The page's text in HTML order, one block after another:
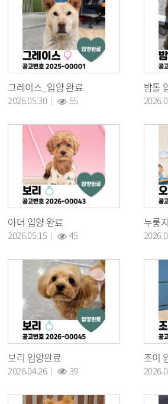
그레이스_입양 완료
2026.05.30 55
밤톨
아더 입양 완료
2026.05.15 45
누룽
보리 입양완료
2026.04.26 39
조이